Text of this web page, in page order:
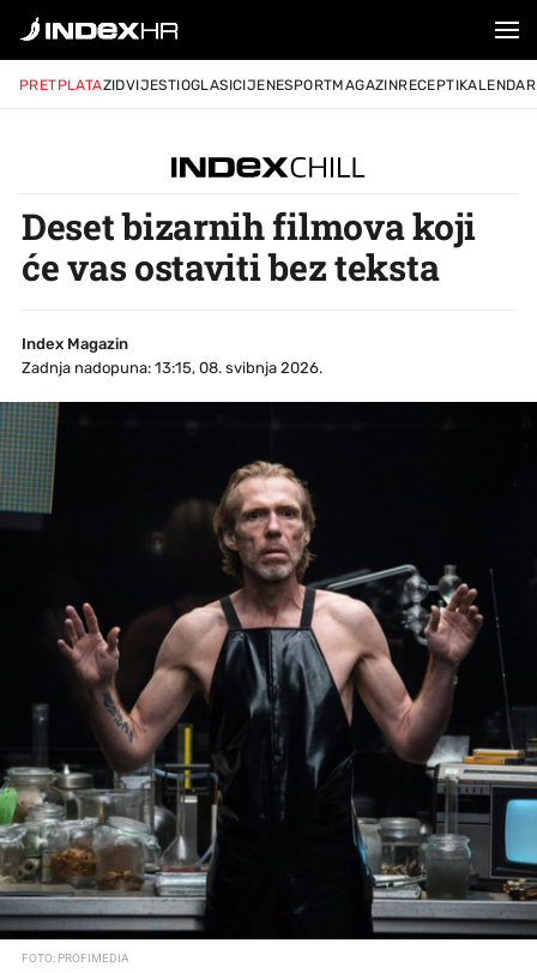
PRETPLATAZIDVIJESTIOGLASICIJENESPORTMAGAZINRECEPTIKALENDAR
Deset bizarnih filmova koji
će vas ostaviti bez teksta
Index Magazin
Zadnja nadopuna: 13:15, 08. svibnja 2026.
FOTO: PROFIMEDIA